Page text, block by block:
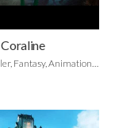
Coraline
Drama, Thriller, Fantasy, Animation, Family